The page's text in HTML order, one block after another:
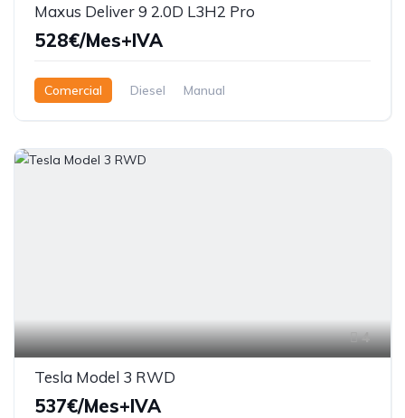
Maxus Deliver 9 2.0D L3H2 Pro
528€/Mes+IVA
Comercial Diesel Manual
4
Tesla Model 3 RWD
537€/Mes+IVA